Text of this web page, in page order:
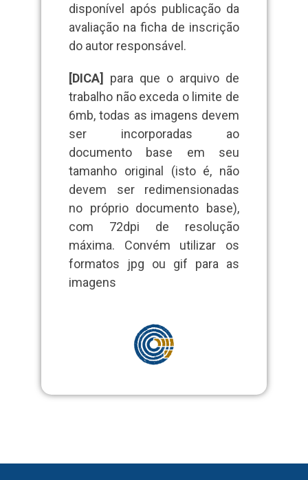
disponível após publicação da
avaliação na ficha de inscrição
do autor responsável.
[DICA]
para que o arquivo de
trabalho não exceda o limite de
6mb, todas as imagens devem
ser incorporadas ao
documento base em seu
tamanho original (isto é, não
devem ser redimensionadas
no próprio documento base),
com 72dpi de resolução
máxima. Convém utilizar os
formatos jpg ou gif para as
imagens